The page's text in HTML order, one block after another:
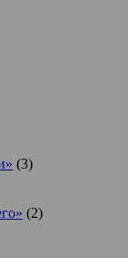
(3)
(2)